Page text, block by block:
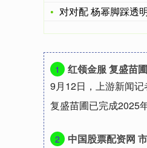
对对配 杨幂脚踩透明高跟
1
红领金服 复盛苗
9月12日，上游新闻
复盛苗圃已完成2025
2
中国股票配资网 市值较